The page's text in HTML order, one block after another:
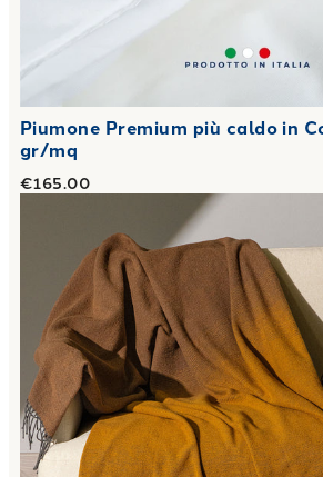
Piumone Premium più caldo in
gr/mq
€165.00
Plaid CM 130X170